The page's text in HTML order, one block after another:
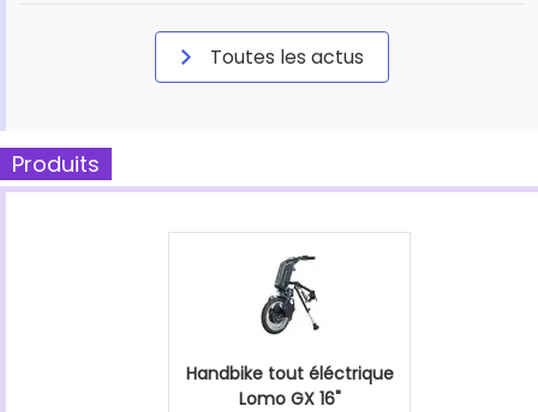
Toutes les actus
Produits
Handbike tout éléctrique
Lomo GX 16"